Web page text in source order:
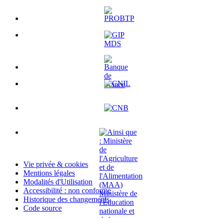
Vie privée & cookies
Mentions légales
Modalités d'Utilisation
Accessibilité : non conforme
Historique des changements
Code source